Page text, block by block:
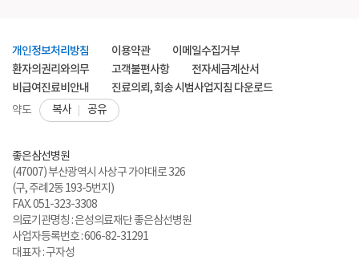
개인정보처리방침 이용약관
이메일수집거부
환자의권리와의무
고객불편사항
전자세금계산서
비급여진료비안내
진료의뢰, 회송 시범사업지침 다운로드
약도 복사 공유
좋은삼선병원
(47007) 부산광역시 사상구 가야대로 326
(구, 주례2동 193-5번지)
FAX. 051-323-3308
의료기관명칭 : 은성의료재단 좋은삼선병원
사업자등록번호 : 606-82-31291
대표자 : 구자성